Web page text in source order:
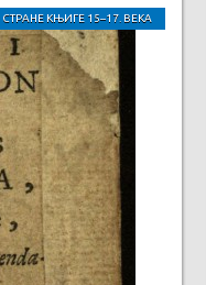
СТРАНЕ КЊИГЕ 15–17. ВЕКА